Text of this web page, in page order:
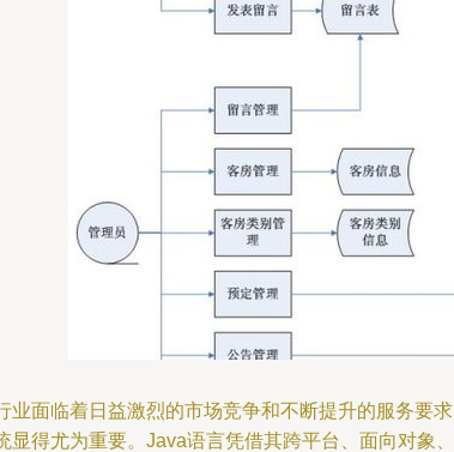
业面临着日益激烈的市场竞争和不断提升的服务要
显得尤为重要。Java语言凭借其跨平台、面向对